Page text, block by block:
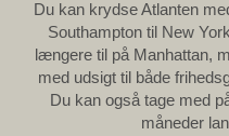
Du kan krydse Atlanten
Southampton til New
længere til på Manhattan,
med udsigt til både
Du kan også tage med
måneder